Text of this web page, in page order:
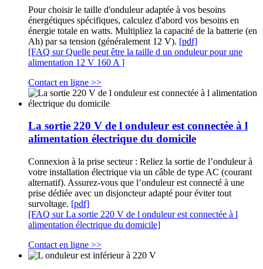
Pour choisir le taille d'onduleur adaptée à vos besoins
énergétiques spécifiques, calculez d'abord vos besoins en
énergie totale en watts. Multipliez la capacité de la batterie (en
Ah) par sa tension (généralement 12 V). [pdf]
[FAQ sur Quelle peut être la taille d un onduleur pour une
alimentation 12 V 160 A ]
Contact en ligne >>
La sortie 220 V de l onduleur est connectée à l
alimentation électrique du domicile
Connexion à la prise secteur : Reliez la sortie de l’onduleur à
votre installation électrique via un câble de type AC (courant
alternatif). Assurez-vous que l’onduleur est connecté à une
prise dédiée avec un disjoncteur adapté pour éviter tout
survoltage. [pdf]
[FAQ sur La sortie 220 V de l onduleur est connectée à l
alimentation électrique du domicile]
Contact en ligne >>